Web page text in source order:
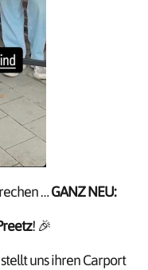
…GANZ NEU:
! 🎉
uns ihren Carport